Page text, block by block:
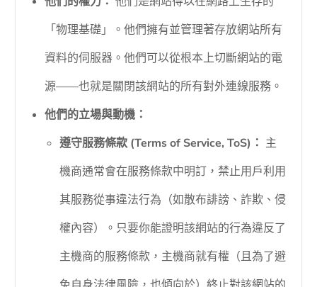
「物理基礎」。他們擁有並管理著存放網站所有
資料的伺服器。他們可以從根本上切斷網站的電
源——也就是關閉該網站的所有對外連線服務。
他們的立場與動機：
遵守服務條款 (Terms of Service, ToS)： 主
機商通常會在服務條款中明訂，禁止用戶利用
其服務從事違法行為（如散布誹謗、詐欺、侵
權內容）。只要你能證明該網站的行為違反了
主機商的服務條款，主機商就有權（且為了避